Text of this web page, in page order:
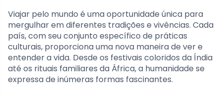
Viajar pelo mundo é uma oportunidade única para
mergulhar em diferentes tradições e vivências. Cada
país, com seu conjunto específico de práticas
culturais, proporciona uma nova maneira de ver e
entender a vida. Desde os festivais coloridos da Índia
até os rituais familiares da África, a humanidade se
expressa de inúmeras formas fascinantes.